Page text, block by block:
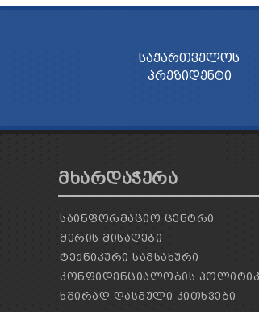
ᲡᲐᲥᲐᲠᲗᲕᲔᲚᲝᲡ
ᲞᲠᲔᲖᲘᲓᲔᲜᲢᲘ
ᲛᲮᲐᲠᲓᲐᲭᲔᲠᲐ
ᲡᲐᲘᲜᲤᲝᲠᲛᲐᲪᲘᲝ ᲪᲔᲜᲢᲠᲘ
ᲛᲔᲠᲘᲡ ᲛᲘᲡᲐᲦᲔᲑᲘ
ᲢᲔᲥᲜᲘᲙᲣᲠᲘ ᲡᲐᲛᲡᲐᲮᲣᲠᲘ
ᲙᲝᲜᲤᲘᲓᲔᲜᲪᲘᲐᲚᲝᲑᲘᲡ
ᲮᲨᲘᲠᲐᲓ ᲓᲐᲡᲛᲣᲚᲘ ᲙᲘᲗᲮᲕᲔᲑᲘ